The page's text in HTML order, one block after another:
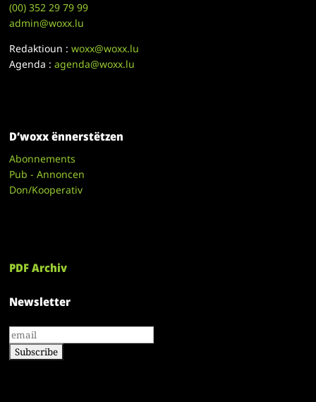
(00)352 29 79 99
admin@woxx.lu
Redaktioun :woxx@woxx.lu
Agenda :agenda@woxx.lu
D’woxx ënnerstëtzen
Abonnements
Pub - Annoncen
Don/Kooperativ
PDF Archiv
Newsletter